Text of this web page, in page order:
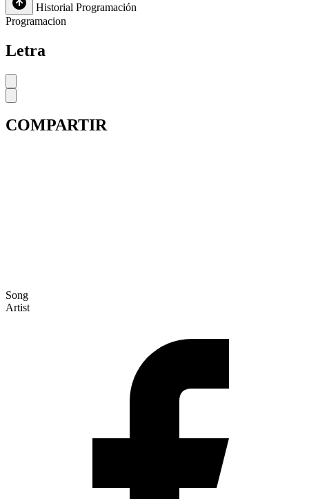
Historial Programación
Programacion
Letra
COMPARTIR
Song
Artist